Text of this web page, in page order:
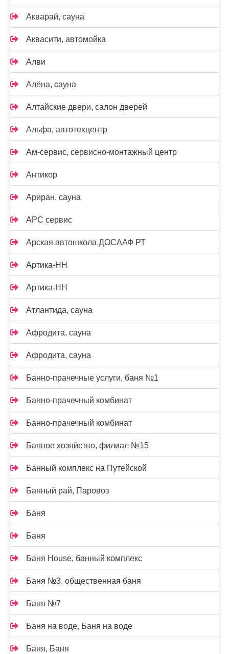
Акварай, сауна
Аквасити, автомойка
Алви
Алёна, сауна
Алтайские двери, салон дверей
Альфа, автотехцентр
Ам-сервис, сервисно-монтажный центр
Антикор
Ариран, сауна
АРС сервис
Арская автошкола ДОСААФ РТ
Артика-НН
Артика-НН
Атлантида, сауна
Афродита, сауна
Афродита, сауна
Банно-прачечные услуги, баня №1
Банно-прачечный комбинат
Банно-прачечный комбинат
Банное хозяйство, филиал №15
Банный комплекс на Путейской
Банный рай, Паровоз
Баня
Баня
Баня House, банный комплекс
Баня №3, общественная баня
Баня №7
Баня на воде, Баня на воде
Баня, Баня